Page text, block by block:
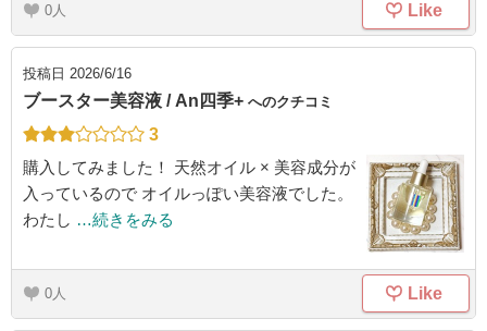
0 Like
投稿日 2026/6/16
ブースター美容液 / An四季+ へのクチコミ
3
購入してみました！ 天然オイル × 美容成分が
入っているので オイルっぽい美容液でした。
わたし …続きをみる
0 Like